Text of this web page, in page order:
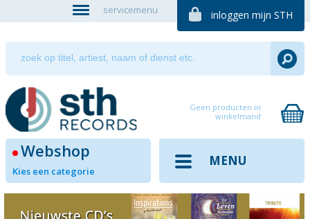
servicemenu inloggen mijn STH
Geen producten in
winkelmand
Webshop
Kies een categorie
MENU